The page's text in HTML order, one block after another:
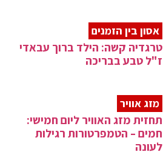
אסון בין הזמנים
טרגדיה קשה: הילד ברוך עבאדי
ז"ל טבע בבריכה
מזג אוויר
תחזית מזג האוויר ליום חמישי:
חמים – הטמפרטורות רגילות
לעונה